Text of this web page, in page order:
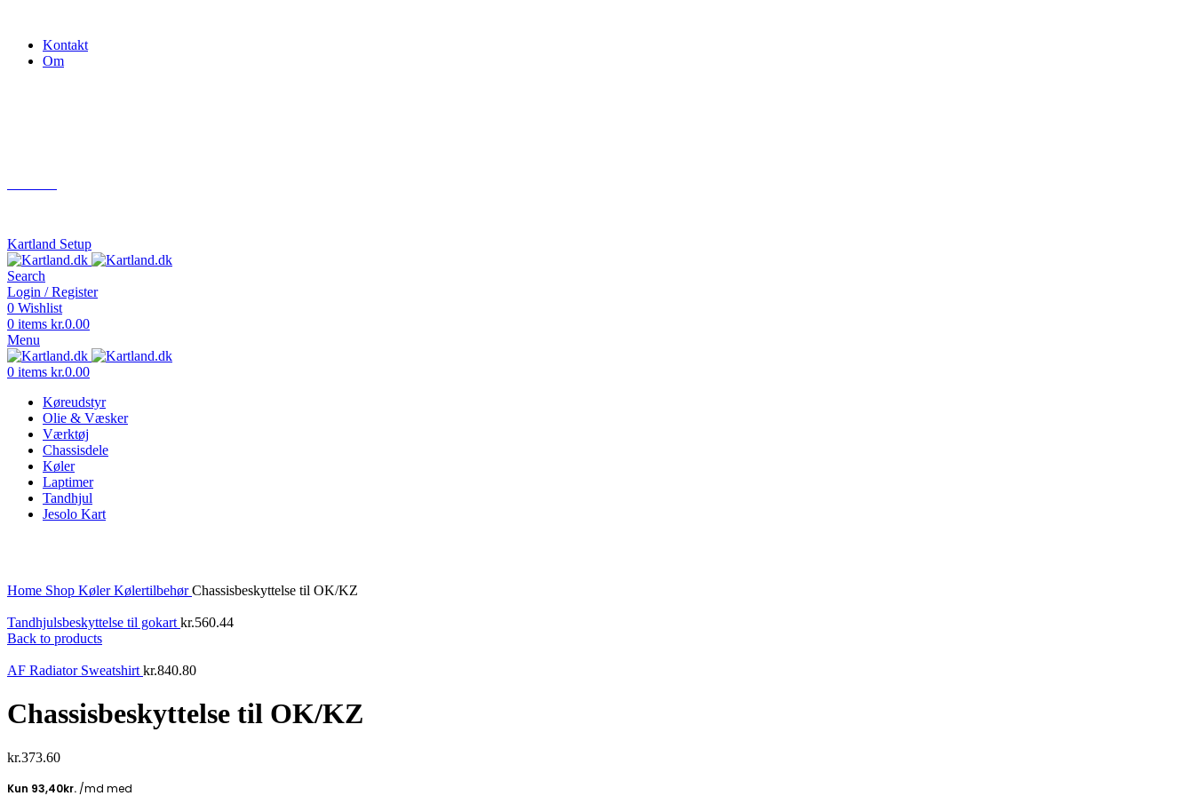
Kontakt
Om
Kartland Setup
Search
Login / Register
0 Wishlist
0 items kr.0.00
Menu
0 items kr.0.00
Køreudstyr
Olie & Væsker
Værktøj
Chassisdele
Køler
Laptimer
Tandhjul
Jesolo Kart
Home Shop KølerKølertilbehørChassisbeskyttelse til OK/KZ
Tandhjulsbeskyttelse til gokart kr.560.44
Back to products
AF Radiator Sweatshirt kr.840.80
Chassisbeskyttelse til OK/KZ
kr.373.60